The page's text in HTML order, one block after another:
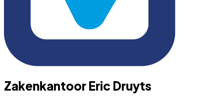
Zakenkantoor Eric Druyts